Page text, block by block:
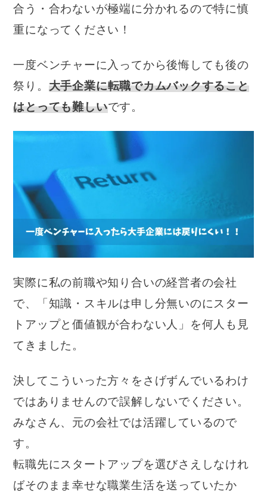
合う・合わないが極端に分かれるので特に慎
重になってください！
一度ベンチャーに入ってから後悔しても後の
祭り。 大手企業に転職でカムバックすること
はとっても難しいです。
実際に私の前職や知り合いの経営者の会社
で、「知識・スキルは申し分無いのにスター
トアップと価値観が合わない人」を何人も見
てきました。
決してこういった方々をさげずんでいるわけ
ではありませんので誤解しないでください。
みなさん、元の会社では活躍しているので
す。
転職先にスタートアップを選びさえしなけれ
ばそのまま幸せな職業生活を送っていたか